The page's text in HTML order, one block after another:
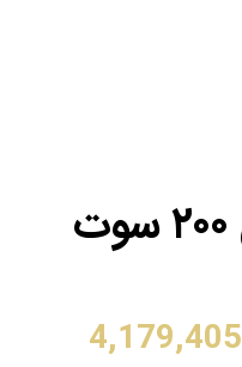
سکه طلا پارسیان ۲۰۰ سوت
4,179,405